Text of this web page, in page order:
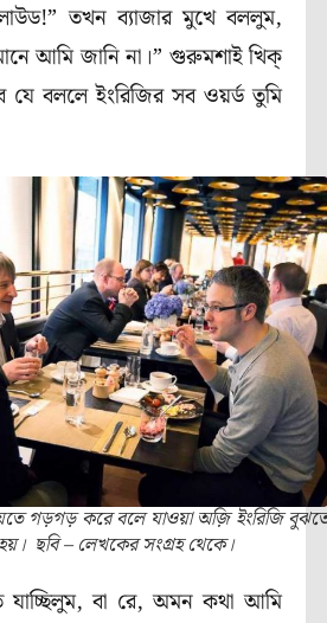
তখন ব্যাজার মুখে বললুম,
আমি জানি না।” গুরুমশাই খিক্
যে বললে ইংরিজির সব ওয়র্ড তুমি
গড়গড় করে বলে যাওয়া অজ়ি ইংরিজি
ছবি – লেখকের সংগ্রহ থেকে।
যাচ্ছিলুম, বা রে, অমন কথা আমি